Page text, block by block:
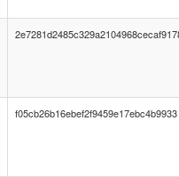
f05cb26b16ebef2f9459e17ebc4b9933